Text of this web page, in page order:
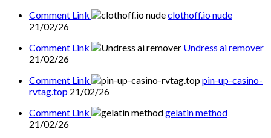
Comment Link
clothoff.io nude
21/02/26
Comment Link
Undress ai remover
21/02/26
Comment Link
pin-up-casino-
rvtag.top 21/02/26
Comment Link
gelatin method
21/02/26